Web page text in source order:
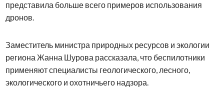
представила больше всего примеров использования
дронов.
Заместитель министра природных ресурсов и экологии
региона Жанна Шурова рассказала, что беспилотники
применяют специалисты геологического, лесного,
экологического и охотничьего надзора.